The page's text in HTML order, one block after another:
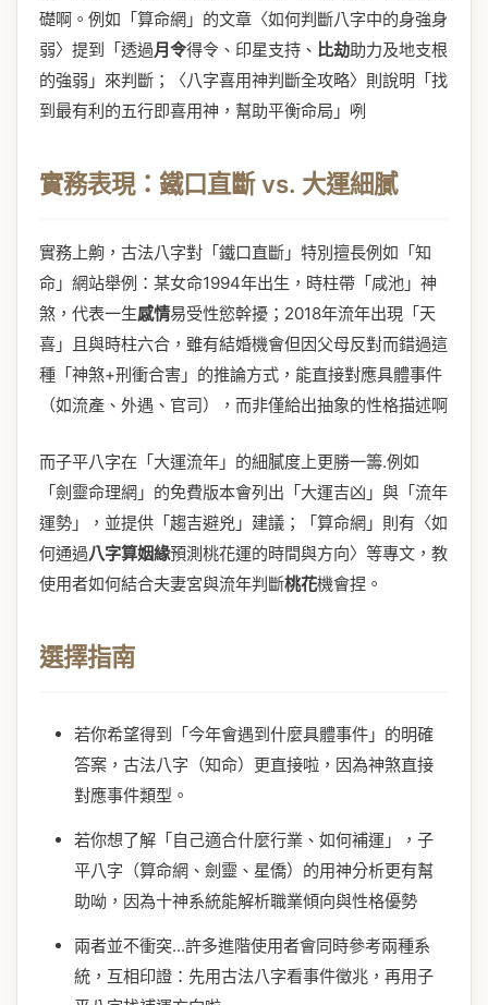
礎啊。例如「算命網」的文章〈如何判斷八字中的身強身
弱〉提到「透過月令得令、印星支持、 比劫助力及地支根
的強弱」來判斷；〈八字喜用神判斷全攻略〉則說明「找
到最有利的五行即喜用神，幫助平衡命局」咧
實務表現：鐵口直斷 vs. 大運細膩
實務上齁，古法八字對「鐵口直斷」特別擅長例如「知
命」網站舉例：某女命1994年出生，時柱帶「咸池」神
煞，代表一生感情易受性慾幹擾；2018年流年出現「天
喜」且與時柱六合，雖有結婚機會但因父母反對而錯過這
種「神煞+刑衝合害」的推論方式，能直接對應具體事件
（如流產、外遇、官司），而非僅給出抽象的性格描述啊
而子平八字在「大運流年」的細膩度上更勝一籌.例如
「劍靈命理網」的免費版本會列出「大運吉凶」與「流年
運勢」，並提供「趨吉避兇」建議；「算命網」則有〈如
何通過八字算姻緣預測桃花運的時間與方向〉等專文，教
使用者如何結合夫妻宮與流年判斷桃花機會捏。
選擇指南
若你希望得到「今年會遇到什麼具體事件」的明確
答案，古法八字（知命）更直接啦，因為神煞直接
對應事件類型。
若你想了解「自己適合什麼行業、如何補運」，子
平八字（算命網、劍靈、星僑）的用神分析更有幫
助呦，因為十神系統能解析職業傾向與性格優勢
兩者並不衝突...許多進階使用者會同時參考兩種系
統，互相印證：先用古法八字看事件徵兆，再用子